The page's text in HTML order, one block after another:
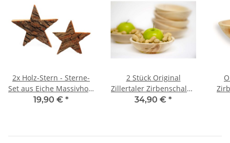
2x Holz-Stern - Sterne-
Set aus Eiche Massivholz
mit Rinde - 20x20 &
19,90 € *
2 Stück Original
Zillertaler Zirbenschalen
- Ø ca. 16cm
34,90 € *